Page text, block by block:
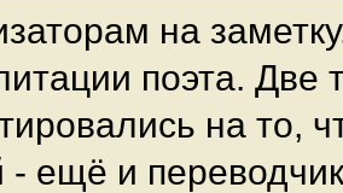
на
поэта. Две
на то,
- ещё и